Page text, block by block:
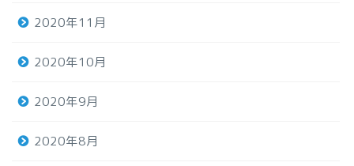
2020年11月
2020年10月
2020年9月
2020年8月